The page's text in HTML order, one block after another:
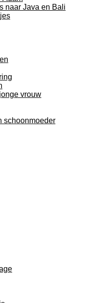
naar Java en Bali
vrouw
schoonmoeder